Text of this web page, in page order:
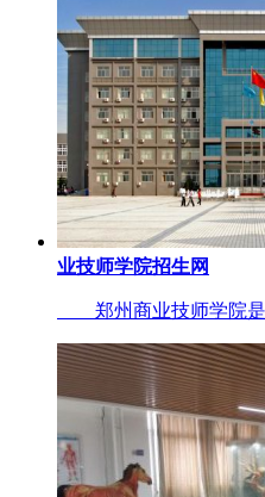
业技师学院招生网
郑州商业技师学院是